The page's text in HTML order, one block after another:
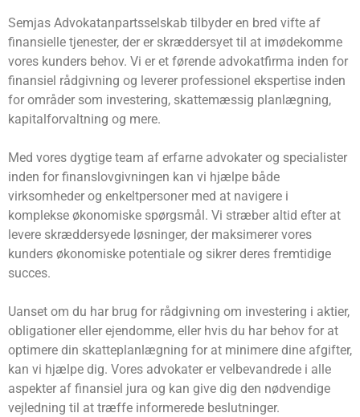
Semjas Advokatanpartsselskab tilbyder en bred vifte af
finansielle tjenester, der er skræddersyet til at imødekomme
vores kunders behov. Vi er et førende advokatfirma inden for
finansiel rådgivning og leverer professionel ekspertise inden
for områder som investering, skattemæssig planlægning,
kapitalforvaltning og mere.
Med vores dygtige team af erfarne advokater og specialister
inden for finanslovgivningen kan vi hjælpe både
virksomheder og enkeltpersoner med at navigere i
komplekse økonomiske spørgsmål. Vi stræber altid efter at
levere skræddersyede løsninger, der maksimerer vores
kunders økonomiske potentiale og sikrer deres fremtidige
succes.
Uanset om du har brug for rådgivning om investering i aktier,
obligationer eller ejendomme, eller hvis du har behov for at
optimere din skatteplanlægning for at minimere dine afgifter,
kan vi hjælpe dig. Vores advokater er velbevandrede i alle
aspekter af finansiel jura og kan give dig den nødvendige
vejledning til at træffe informerede beslutninger.